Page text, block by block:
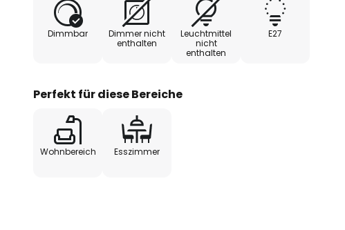
Dimmbar
Dimmer nicht
enthalten
Leuchtmittel
nicht
enthalten
E27
Perfekt für diese Bereiche
Wohnbereich Esszimmer